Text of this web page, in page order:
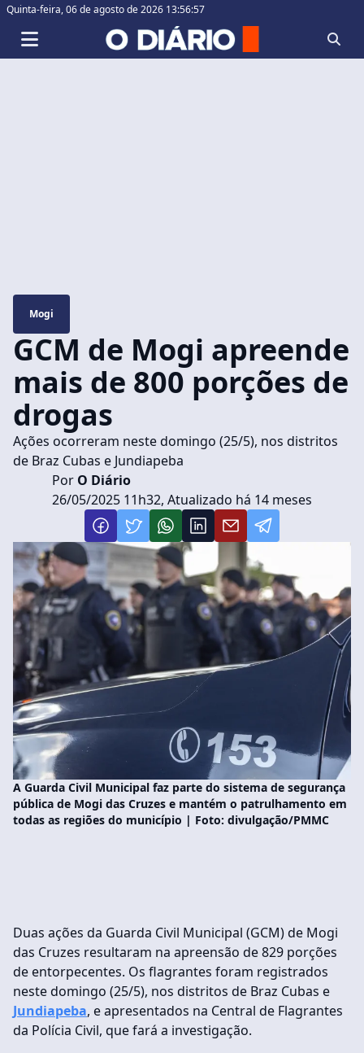
Quinta-feira,06 de agosto de 2026 13:56:57
Mogi
GCM de Mogi apreende
mais de 800 porções de
drogas
Ações ocorreram neste domingo (25/5), nos distritos
de Braz Cubas e Jundiapeba
Por O Diário
26/05/2025 11h32, Atualizado há 14 meses
A Guarda Civil Municipal faz parte do sistema de segurança
pública de Mogi das Cruzes e mantém o patrulhamento em
todas as regiões do município | Foto: divulgação/PMMC
Duas ações da Guarda Civil Municipal (GCM) de Mogi
das Cruzes resultaram na apreensão de 829 porções
de entorpecentes. Os flagrantes foram registrados
neste domingo (25/5), nos distritos de Braz Cubas e
Jundiapeba, e apresentados na Central de Flagrantes
da Polícia Civil, que fará a investigação.